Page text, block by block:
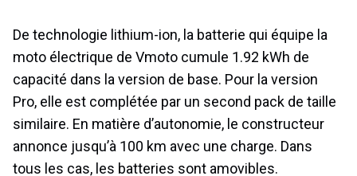
De technologie lithium-ion, la batterie qui équipe la
moto électrique de Vmoto cumule 1.92 kWh de
capacité dans la version de base. Pour la version
Pro, elle est complétée par un second pack de taille
similaire. En matière d’autonomie, le constructeur
annonce jusqu’à 100 km avec une charge. Dans
tous les cas, les batteries sont amovibles.